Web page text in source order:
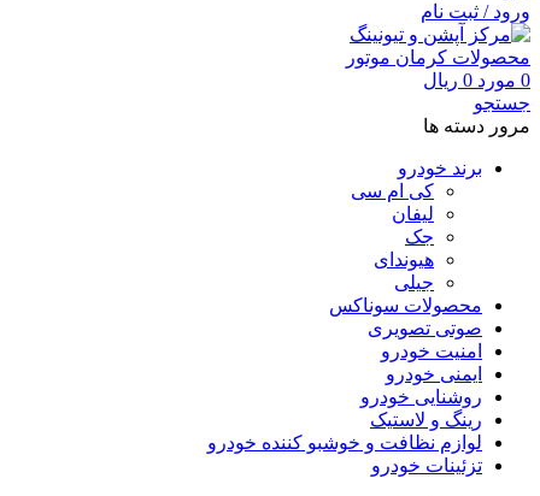
ورود / ثبت نام
0 مورد 0 ریال
جستجو
مرور دسته ها
برند خودرو
کی ام سی
لیفان
جک
هیوندای
جیلی
محصولات سوناکس
صوتی تصویری
امنیت خودرو
ایمنی خودرو
روشنایی خودرو
رینگ و لاستیک
لوازم نظافت و خوشبو کننده خودرو
تزئینات خودرو